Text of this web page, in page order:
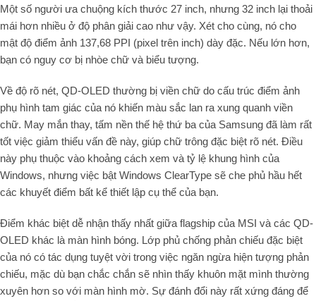
Một số người ưa chuộng kích thước 27 inch, nhưng 32 inch lại thoải
mái hơn nhiều ở độ phân giải cao như vậy. Xét cho cùng, nó cho
mật độ điểm ảnh 137,68 PPI (pixel trên inch) dày đặc. Nếu lớn hơn,
bạn có nguy cơ bị nhòe chữ và biểu tượng.
Về độ rõ nét, QD-OLED thường bị viền chữ do cấu trúc điểm ảnh
phụ hình tam giác của nó khiến màu sắc lan ra xung quanh viền
chữ. May mắn thay, tấm nền thế hệ thứ ba của Samsung đã làm rất
tốt việc giảm thiểu vấn đề này, giúp chữ trông đặc biệt rõ nét. Điều
này phụ thuộc vào khoảng cách xem và tỷ lệ khung hình của
Windows, nhưng việc bật Windows ClearType sẽ che phủ hầu hết
các khuyết điểm bất kể thiết lập cụ thể của bạn.
Điểm khác biệt dễ nhận thấy nhất giữa flagship của MSI và các QD-
OLED khác là màn hình bóng. Lớp phủ chống phản chiếu đặc biệt
của nó có tác dụng tuyệt vời trong việc ngăn ngừa hiện tượng phản
chiếu, mặc dù bạn chắc chắn sẽ nhìn thấy khuôn mặt mình thường
xuyên hơn so với màn hình mờ. Sự đánh đổi này rất xứng đáng để